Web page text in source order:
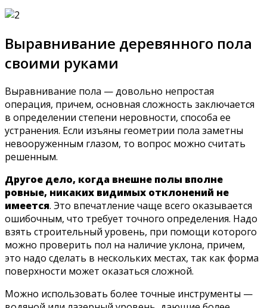
Выравнивание деревянного пола
своими руками
Выравнивание пола — довольно непростая
операция, причем, основная сложность заключается
в определении степени неровности, способа ее
устранения. Если изъяны геометрии пола заметны
невооруженным глазом, то вопрос можно считать
решенным.
Другое дело, когда внешне полы вполне
ровные, никаких видимых отклонений не
имеется. Это впечатление чаще всего оказывается
ошибочным, что требует точного определения. Надо
взять строительный уровень, при помощи которого
можно проверить пол на наличие уклона, причем,
это надо сделать в нескольких местах, так как форма
поверхности может оказаться сложной.
Можно использовать более точные инструменты —